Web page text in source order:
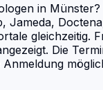
in
Jameda,
gleichzeitig.
Die